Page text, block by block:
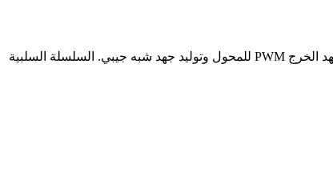
تم تصميم مرشحات الموجة الجيبية من Sikes لمختلف المحركات المؤازرة في أنظمة VSD (خاصة للمحولات أو مزودات الطاقة التبديلية) لتغيير جهد الخرج PWM للمحول وتوليد جهد شبه جيبي. السلسلة السلبية